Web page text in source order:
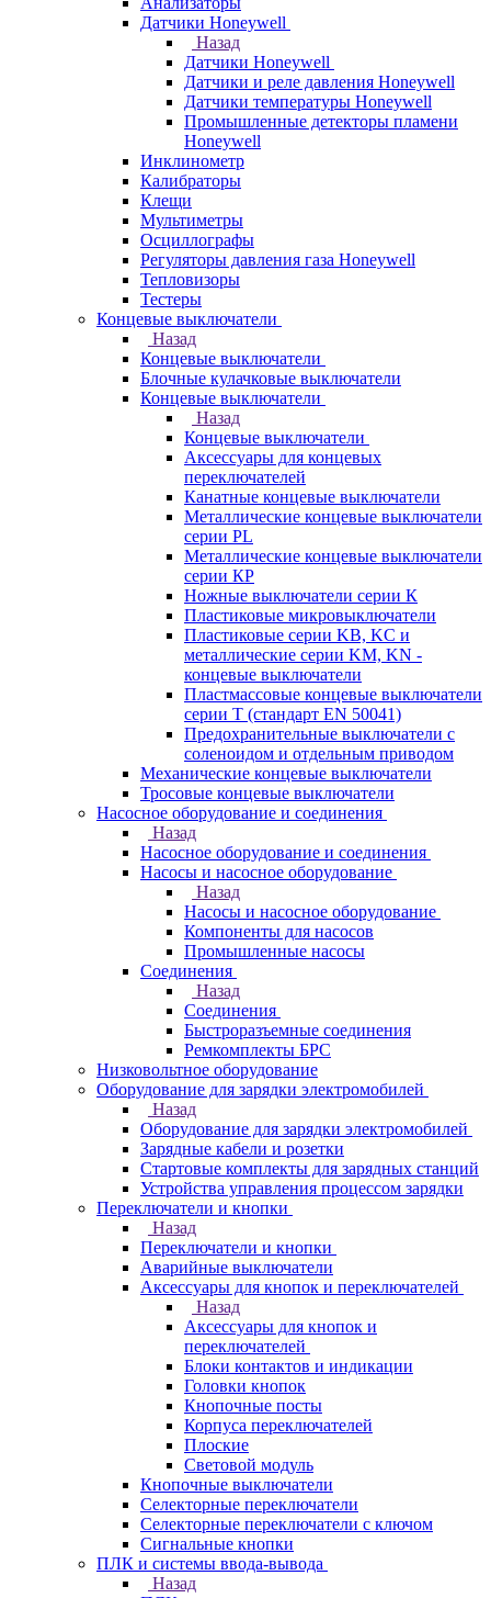
Датчики Honeywell
Назад
Датчики Honeywell
Датчики и реле давления Honeywell
Датчики температуры Honeywell
Промышленные детекторы пламени
Honeywell
Инклинометр
Калибраторы
Клещи
Мультиметры
Осциллографы
Регуляторы давления газа Honeywell
Тепловизоры
Тестеры
Концевые выключатели
Назад
Концевые выключатели
Блочные кулачковые выключатели
Концевые выключатели
Назад
Концевые выключатели
Аксессуары для концевых
переключателей
Канатные концевые выключатели
Металлические концевые выключатели
серии PL
Металлические концевые выключатели
серии КP
Ножные выключатели серии К
Пластиковые микровыключатели
Пластиковые серии KB, KC и
металлические серии KM, KN -
концевые выключатели
Пластмассовые концевые выключатели
серии T (стандарт EN 50041)
Предохранительные выключатели с
соленоидом и отдельным приводом
Механические концевые выключатели
Тросовые концевые выключатели
Насосное оборудование и соединения
Назад
Насосное оборудование и соединения
Насосы и насосное оборудование
Назад
Насосы и насосное оборудование
Компоненты для насосов
Промышленные насосы
Соединения
Назад
Соединения
Быстроразъемные соединения
Ремкомплекты БРС
Низковольтное оборудование
Оборудование для зарядки электромобилей
Назад
Оборудование для зарядки электромобилей
Зарядные кабели и розетки
Стартовые комплекты для зарядных станций
Устройства управления процессом зарядки
Переключатели и кнопки
Назад
Переключатели и кнопки
Аварийные выключатели
Аксессуары для кнопок и переключателей
Назад
Аксессуары для кнопок и
переключателей
Блоки контактов и индикации
Головки кнопок
Кнопочные посты
Корпуса переключателей
Плоские
Световой модуль
Кнопочные выключатели
Селекторные переключатели
Селекторные переключатели с ключом
Сигнальные кнопки
ПЛК и системы ввода-вывода
Назад